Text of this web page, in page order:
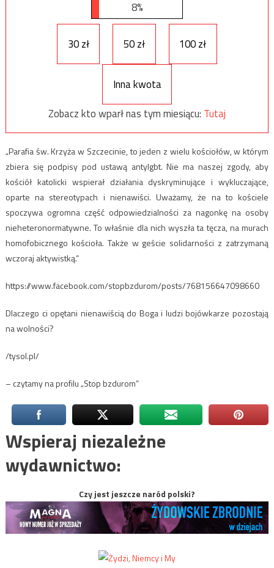
8%
30 zł 50 zł 100 zł
Inna kwota
Zobacz kto wparł nas tym miesiącu: Tutaj
„Parafia św. Krzyża w Szczecinie, to jeden z wielu kościołów, w którym
zbiera się podpisy pod ustawą antylgbt. Nie ma naszej zgody, aby
kościół katolicki wspierał działania dyskryminujące i wykluczające,
oparte na stereotypach i nienawiści. Uważamy, że na to kościele
spoczywa ogromna część odpowiedzialności za nagonkę na osoby
nieheteronormatywne. To właśnie dla nich wyszła ta tęcza, na murach
homofobicznego kościoła. Także w geście solidarności z zatrzymaną
wczoraj aktywistką.”
https://www.facebook.com/stopbzdurom/posts/768156647098660
Dlaczego ci opętani nienawiścią do Boga i ludzi bojówkarze pozostają
na wolności?
/tysol.pl/
– czytamy na profilu „Stop bzdurom”
Wspieraj niezależne
wydawnictwo:
Czy jest jeszcze naród polski?